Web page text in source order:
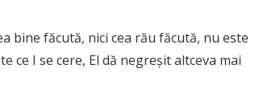
bine făcută, nici cea rău făcută, nu este
ce I se cere, El dă negreşit altceva mai